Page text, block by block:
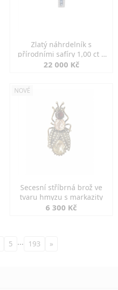
Zlatý náhrdelník s
přírodními safíry 1,00 ct a
diamanty
22 000 Kč
NOVÉ
Secesní stříbrná brož ve
tvaru hmyzu s markazity
6 300 Kč
5 … 193 »